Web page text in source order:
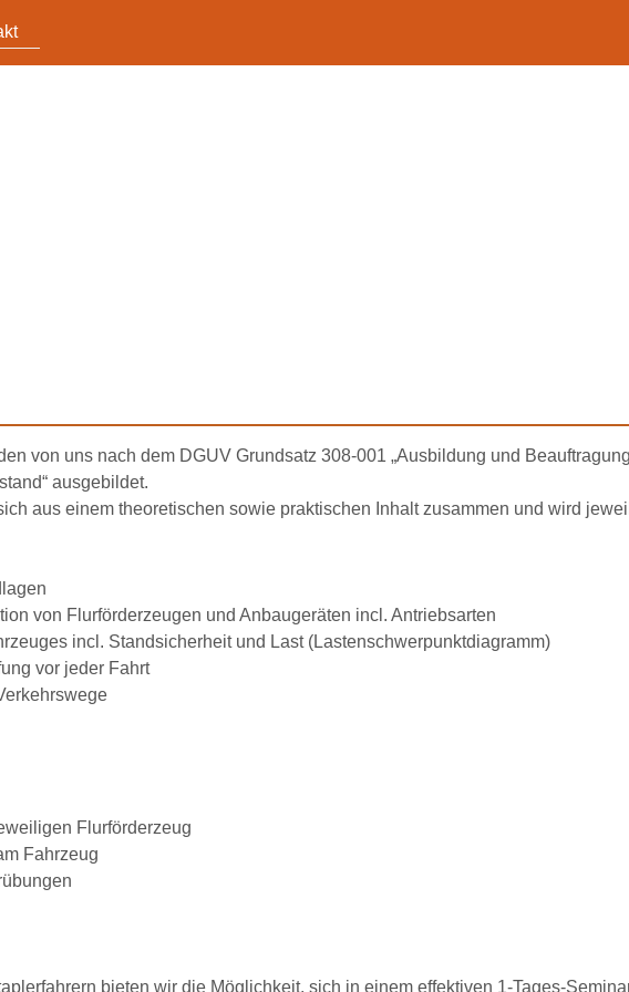
von uns nach dem DGUV Grundsatz 308-001 „Ausbildung und
ausgebildet.
aus einem theoretischen sowie praktischen Inhalt zusammen und wird
von Flurförderzeugen und Anbaugeräten incl. Antriebsarten
incl. Standsicherheit und Last (Lastenschwerpunktdiagramm)
vor jeder Fahrt
Flurförderzeug
Fahrzeug
bieten wir die Möglichkeit, sich in einem effektiven 1-Tages-